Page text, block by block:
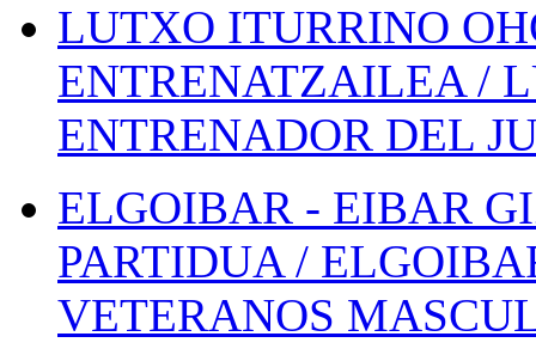
LUTXO ITURRINO
ENTRENATZAILEA /
ENTRENADOR DEL
ELGOIBAR - EIBAR
PARTIDUA /
VETERANOS